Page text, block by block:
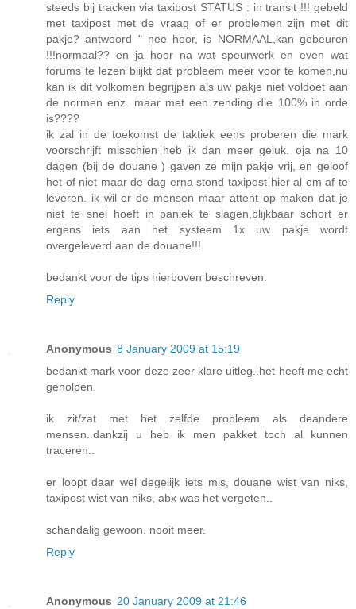
steeds bij tracken via taxipost STATUS : in transit !!! gebeld
met taxipost met de vraag of er problemen zijn met dit
pakje? antwoord " nee hoor, is NORMAAL,kan gebeuren
!!!normaal?? en ja hoor na wat speurwerk en even wat
forums te lezen blijkt dat probleem meer voor te komen,nu
kan ik dit volkomen begrijpen als uw pakje niet voldoet aan
de normen enz. maar met een zending die 100% in orde
is????
ik zal in de toekomst de taktiek eens proberen die mark
voorschrijft misschien heb ik dan meer geluk. oja na 10
dagen (bij de douane ) gaven ze mijn pakje vrij, en geloof
het of niet maar de dag erna stond taxipost hier al om af te
leveren. ik wil er de mensen maar attent op maken dat je
niet te snel hoeft in paniek te slagen,blijkbaar schort er
ergens iets aan het systeem 1x uw pakje wordt
overgeleverd aan de douane!!!
bedankt voor de tips hierboven beschreven.
Reply
Anonymous 8 January 2009 at 15:19
bedankt mark voor deze zeer klare uitleg..het heeft me echt
geholpen.
ik zit/zat met het zelfde probleem als deandere
mensen..dankzij u heb ik men pakket toch al kunnen
traceren..
er loopt daar wel degelijk iets mis, douane wist van niks,
taxipost wist van niks, abx was het vergeten..
schandalig gewoon. nooit meer.
Reply
Anonymous 20 January 2009 at 21:46